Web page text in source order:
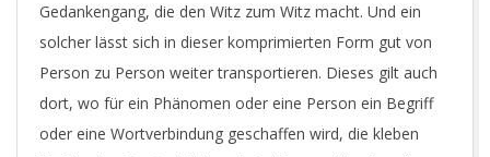
Gedankengang, die den Witz zum Witz macht. Und ein
solcher lässt sich in dieser komprimierten Form gut von
Person zu Person weiter transportieren. Dieses gilt auch
dort, wo für ein Phänomen oder eine Person ein Begriff
oder eine Wortverbindung geschaffen wird, die kleben